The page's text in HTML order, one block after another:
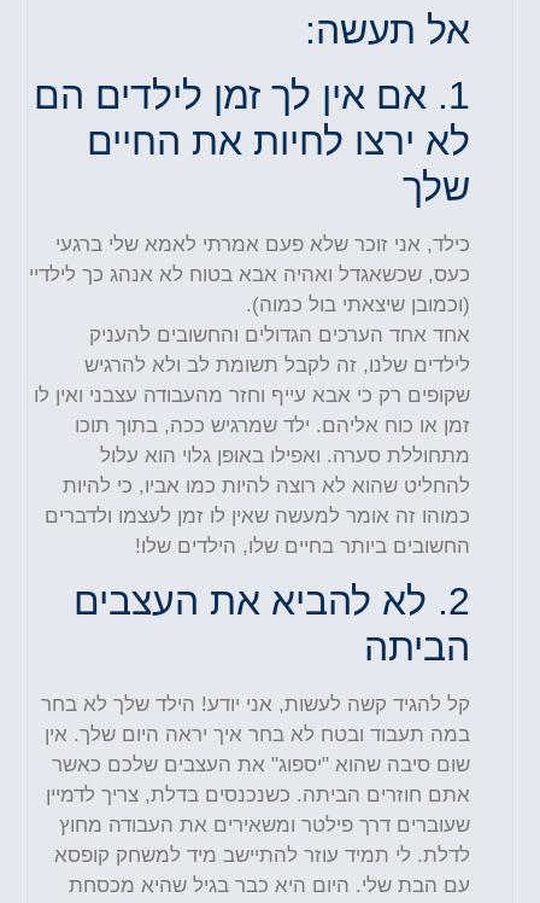
אל תעשה:
אם אין לך זמן לילדים הם
לא ירצו לחיות את החיים
שלך
כילד, אני זוכר שלא פעם אמרתי לאמא שלי ברגעי
כעס, שכשאגדל ואהיה אבא בטוח לא אנהג כך לילדיי
(וכמובן שיצאתי בול כמוה).
אחד אחד הערכים הגדולים והחשובים להעניק
לילדים שלנו, זה לקבל תשומת לב ולא להרגיש
שקופים רק כי אבא עייף וחזר מהעבודה עצבני ואין לו
זמן או כוח אליהם. ילד שמרגיש ככה, בתוך תוכו
מתחוללת סערה. ואפילו באופן גלוי הוא עלול
להחליט שהוא לא רוצה להיות כמו אביו, כי להיות
כמוהו זה אומר למעשה שאין לו זמן לעצמו ולדברים
החשובים ביותר בחיים שלו, הילדים שלו!
לא להביא את העצבים
הביתה
קל להגיד קשה לעשות, אני יודע! הילד שלך לא בחר
במה תעבוד ובטח לא בחר איך יראה היום שלך. אין
שום סיבה שהוא "יספוג" את העצבים שלכם כאשר
אתם חוזרים הביתה. כשנכנסים בדלת, צריך לדמיין
שעוברים דרך פילטר ומשאירים את העבודה מחוץ
לדלת. לי תמיד עוזר להתיישב מיד למשחק קופסא
עם הבת שלי. היום היא כבר בגיל שהיא מכסחת